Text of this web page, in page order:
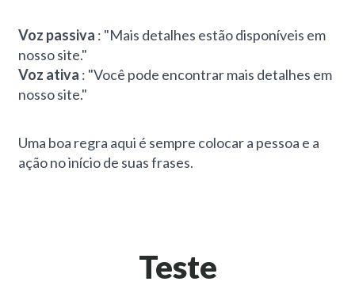
Voz passiva : "Mais detalhes estão disponíveis em
nosso site."
Voz ativa : "Você pode encontrar mais detalhes em
nosso site."
Uma boa regra aqui é sempre colocar a pessoa e a
ação no início de suas frases.
Teste